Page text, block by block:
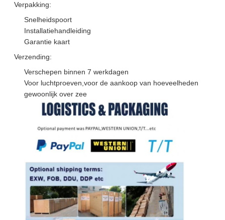
Verpakking:
Snelheidspoort
Installatiehandleiding
Garantie kaart
Verzending:
Verschepen binnen 7 werkdagen
Voor luchtproeven,voor de aankoop van hoeveelheden
gewoonlijk over zee